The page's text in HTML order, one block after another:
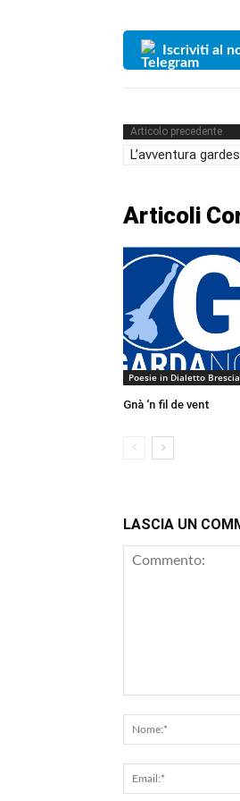
Iscriviti al
Articolo precedente
L’avventura
Articoli
Poesie in Dialetto
Gnà ‘n fil de vent
LASCIA UN